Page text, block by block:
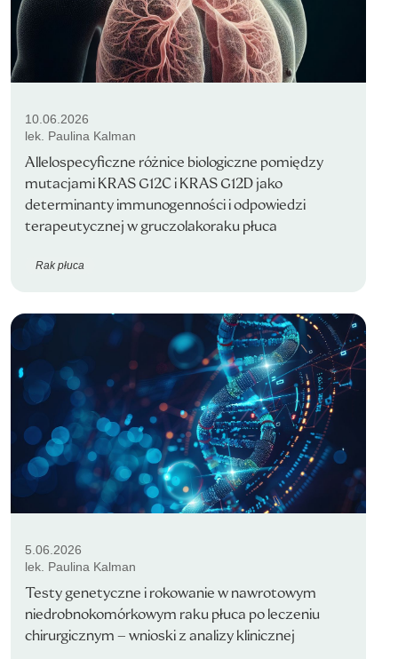
10.06.2026
lek. Paulina Kalman
Allelospecyficzne różnice biologiczne pomiędzy
mutacjami KRAS G12C i KRAS G12D jako
determinanty immunogenności i odpowiedzi
terapeutycznej w gruczolakoraku płuca
Rak płuca
5.06.2026
lek. Paulina Kalman
Testy genetyczne i rokowanie w nawrotowym
niedrobnokomórkowym raku płuca po leczeniu
chirurgicznym – wnioski z analizy klinicznej